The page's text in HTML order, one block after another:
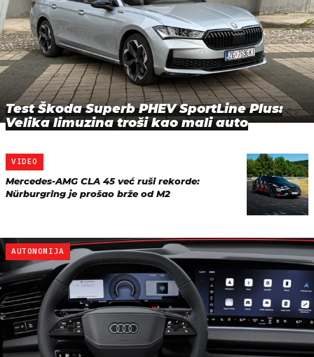
Test Škoda Superb PHEV SportLine Plus:
Velika limuzina troši kao mali auto
VIDEO
Mercedes-AMG CLA 45 već ruši rekorde:
Nürburgring je prošao brže od M2
AUTONOMIJA